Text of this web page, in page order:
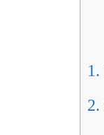
1.
2.